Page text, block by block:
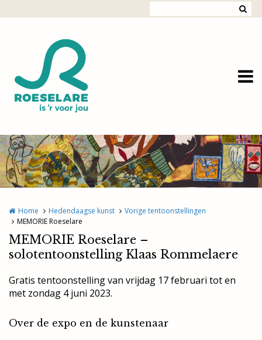
Home Hedendaagse kunst
Vorige tentoonstellingen
MEMORIE Roeselare
MEMORIE Roeselare –
solotentoonstelling Klaas Rommelaere
Gratis tentoonstelling van vrijdag 17 februari tot en
met zondag 4 juni 2023.
Over de expo en de kunstenaar